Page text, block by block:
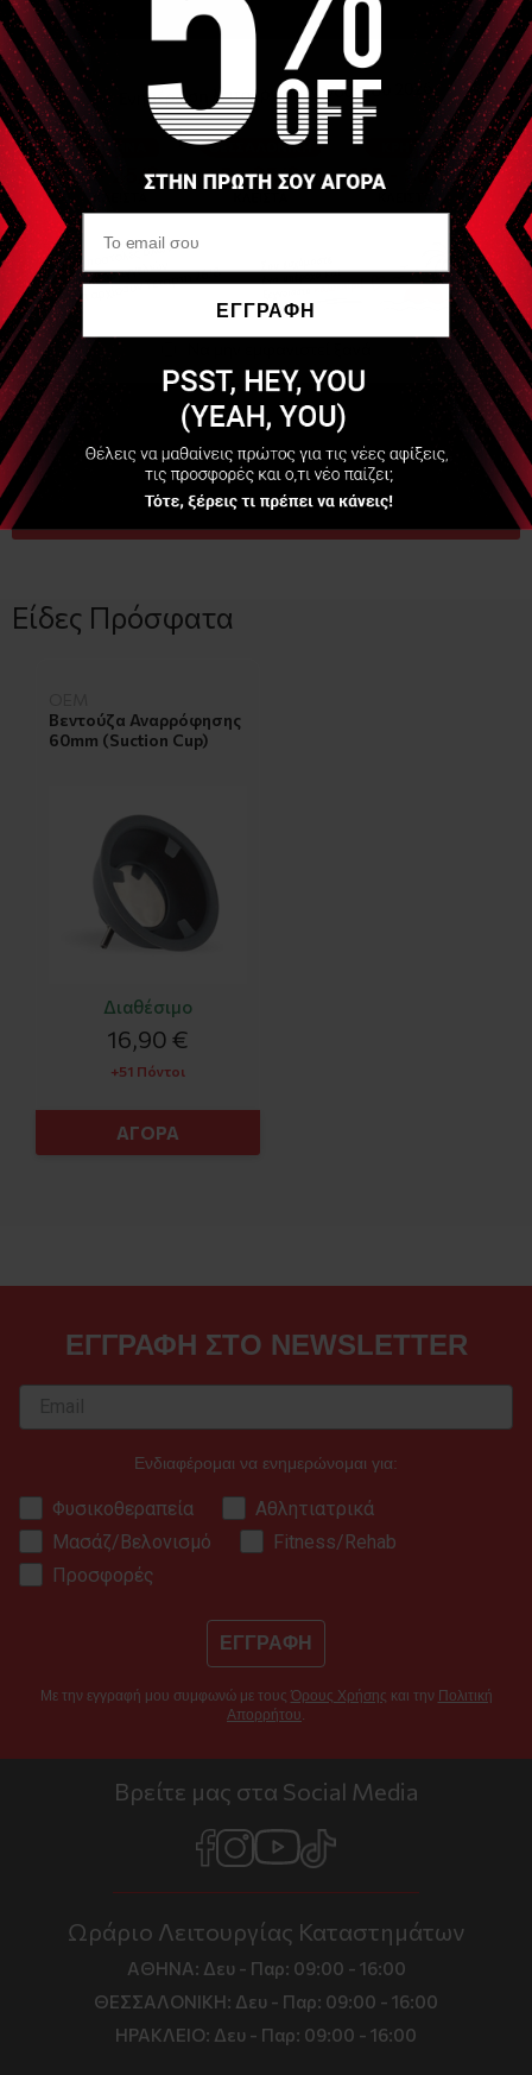
Διαθέσιμο
2,15 €
+7 Πόντοι
ΑΓΟΡΑ
Είδες Πρόσφατα
Βεντούζα Αναρρόφησης
60mm (Suction Cup)
Διαθέσιμο
16,90 €
+51 Πόντοι
ΑΓΟΡΑ
ΕΓΓΡΑΦΗ ΣΤΟ NEWSLETTER
Ενδιαφέρομαι να ενημερώνομαι για:
Φυσικοθεραπεία
Αθλητιατρικά
Μασάζ/Βελονισμό
Fitness/Rehab
Προσφορές
ΕΓΓΡΑΦΗ
Με την εγγραφή μου συμφωνώ με τους Όρους Χρήσης και την Πολιτική
Απορρήτου
Βρείτε μας στα Social Media
Ωράριο Λειτουργίας Καταστημάτων
ΑΘΗΝΑ: Δευ - Παρ: 09:00 - 16:00
ΘΕΣΣΑΛΟΝΙΚΗ: Δευ - Παρ: 09:00 - 16:00
ΗΡΑΚΛΕΙΟ: Δευ - Παρ: 09:00 - 16:00
ΕΓΓΡΑΦΗ